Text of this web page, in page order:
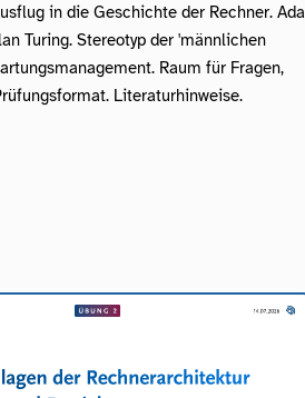
in die Geschichte der Rechner. Ada
Turing. Stereotyp der 'männlichen
Raum für Fragen,
Literaturhinweise.